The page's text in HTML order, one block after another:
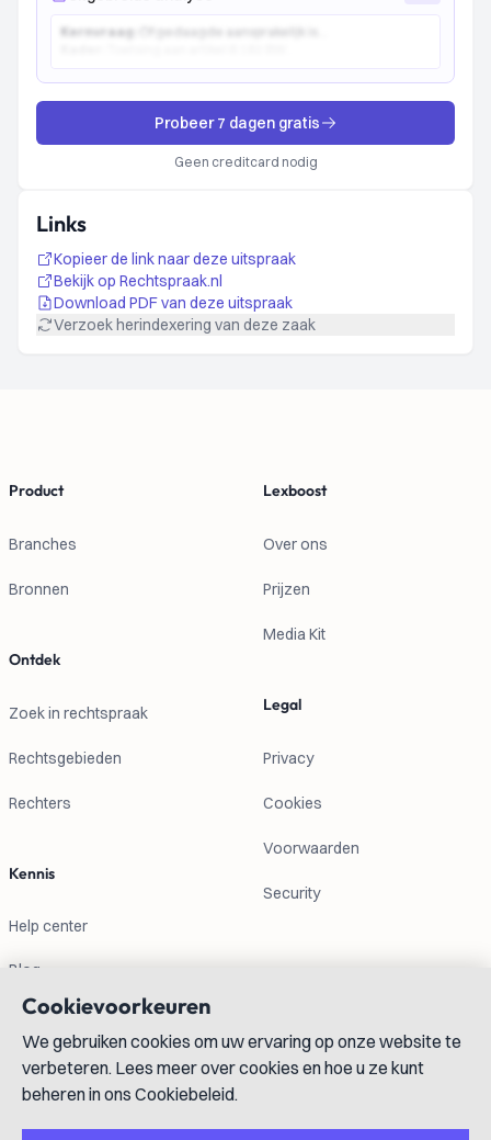
Kernvraag:
Probeer 7 dagen gratis
Geen creditcard nodig
Links
Kopieer de link naar deze uitspraak
Bekijk op Rechtspraak.nl
Download PDF van deze uitspraak
Verzoek herindexering van deze zaak
Product
Branches
Bronnen
Ontdek
Zoek in rechtspraak
Rechtsgebieden
Rechters
Kennis
Help center
Blog
Lexboost
Over ons
Prijzen
Media Kit
Legal
Privacy
Cookies
Voorwaarden
Security
Contactgegevens
info@lexboost.com
Cookievoorkeuren
We gebruiken cookies om uw ervaring op onze website te
verbeteren. Lees meer over cookies en hoe u ze kunt
beheren in ons Cookiebeleid.